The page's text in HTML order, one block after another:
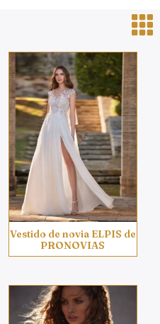
Vestido de novia ELPIS de
PRONOVIAS